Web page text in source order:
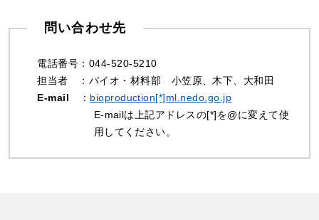
問い合わせ先
電話番号：044-520-5210
担当者
：バイオ・材料部 小笠原、木下、大和田
E-mail
： bioproduction[*]ml.nedo.go.jp
E-mailは上記アドレスの[*]を@に変えて使
用してください。